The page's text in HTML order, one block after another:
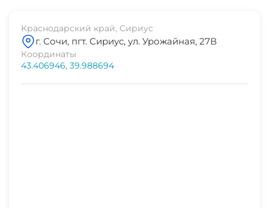
Краснодарский край, Сириус
г. Сочи, пгт. Сириус, ул. Урожайная, 27В
Координаты
43.406946, 39.988694